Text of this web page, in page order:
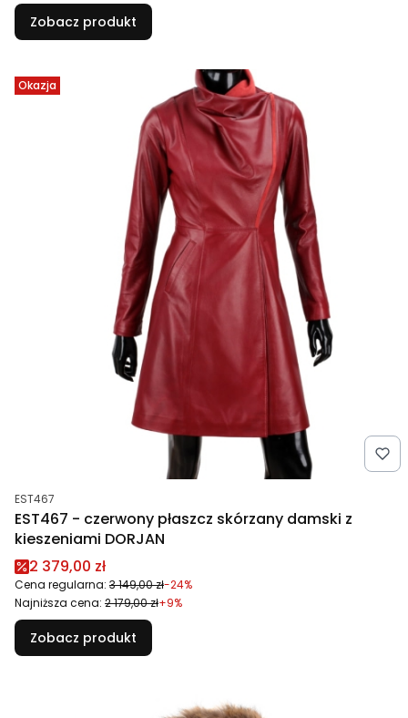
Zobacz produkt
Okazja
Kod produktu
EST467
EST467 - czerwony płaszcz skórzany damski z
kieszeniami DORJAN
Cena promocyjna
2 379,00 zł
Cena regularna: 3 149,00 zł-24%
Najniższa cena: 2 179,00 zł+9%
Zobacz produkt